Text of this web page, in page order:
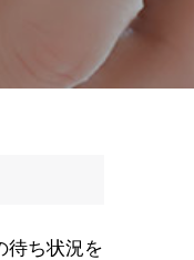
待ち状況を